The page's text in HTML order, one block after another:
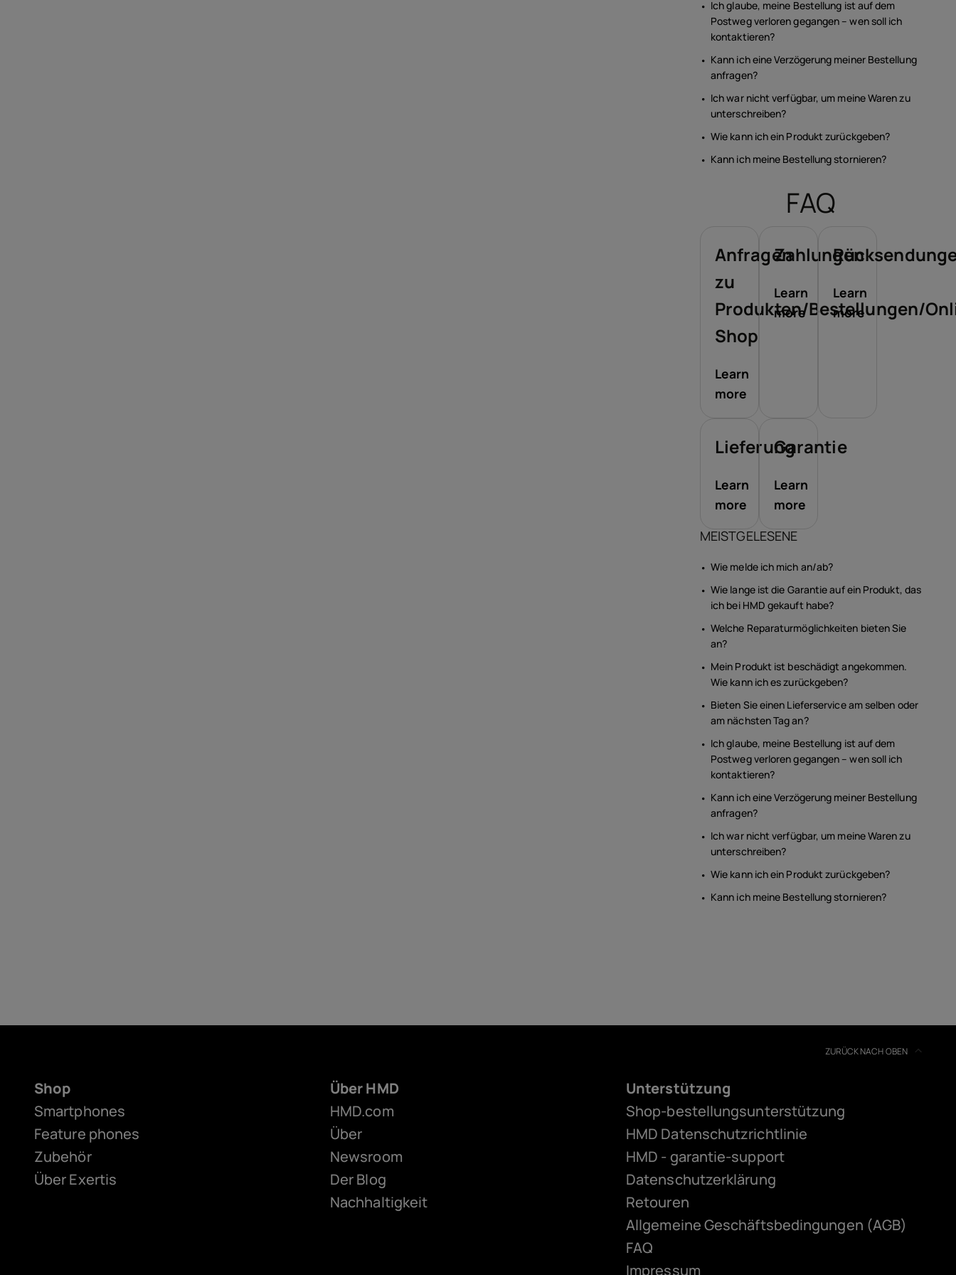
Ich glaube, meine Bestellung ist auf dem
Postweg verloren gegangen – wen soll ich
kontaktieren?
Kann ich eine Verzögerung meiner Bestellung
anfragen?
Ich war nicht verfügbar, um meine Waren zu
unterschreiben?
Wie kann ich ein Produkt zurückgeben?
Kann ich meine Bestellung stornieren?
FAQ
Anfragen
zu
Produkten/Bestellungen/
Shop
Learn
more
Zahlungen
Learn
more
Learn
more
Lieferung
Learn
more
Garantie
Learn
more
MEISTGELESENE
Wie melde ich mich an/ab?
Wie lange ist die Garantie auf ein Produkt, das
ich bei HMD gekauft habe?
Welche Reparaturmöglichkeiten bieten Sie
an?
Mein Produkt ist beschädigt angekommen.
Wie kann ich es zurückgeben?
Bieten Sie einen Lieferservice am selben oder
am nächsten Tag an?
Ich glaube, meine Bestellung ist auf dem
Postweg verloren gegangen – wen soll ich
kontaktieren?
Kann ich eine Verzögerung meiner Bestellung
anfragen?
Ich war nicht verfügbar, um meine Waren zu
unterschreiben?
Wie kann ich ein Produkt zurückgeben?
Kann ich meine Bestellung stornieren?
ZURÜCK NACH OBEN
Shop
Smartphones
Feature phones
Zubehör
Über Exertis
Über HMD
HMD.com
Über
Newsroom
Der Blog
Nachhaltigkeit
Unterstützung
Shop-bestellungsunterstützung
HMD Datenschutzrichtlinie
HMD - garantie-support
Datenschutzerklärung
Retouren
Allgemeine Geschäftsbedingungen (AGB)
FAQ
Impressum